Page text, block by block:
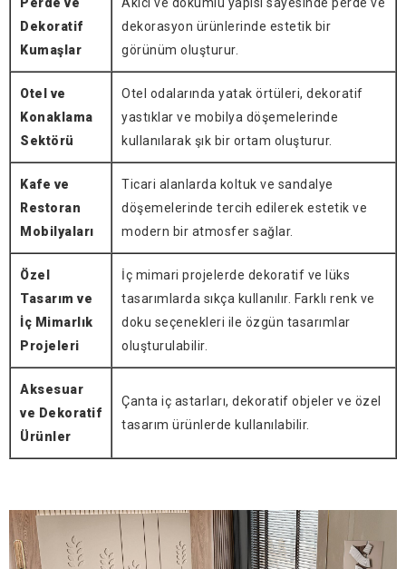
Perde ve
Dekoratif
Kumaşlar
Akıcı ve dökümlü yapısı sayesinde perde ve
dekorasyon ürünlerinde estetik bir
görünüm oluşturur.
Otel ve
Konaklama
Sektörü
Otel odalarında yatak örtüleri, dekoratif
yastıklar ve mobilya döşemelerinde
kullanılarak şık bir ortam oluşturur.
Kafe ve
Restoran
Mobilyaları
Ticari alanlarda koltuk ve sandalye
döşemelerinde tercih edilerek estetik ve
modern bir atmosfer sağlar.
Özel
Tasarım ve
İç Mimarlık
Projeleri
İç mimari projelerde dekoratif ve lüks
tasarımlarda sıkça kullanılır. Farklı renk ve
doku seçenekleri ile özgün tasarımlar
oluşturulabilir.
Aksesuar
ve Dekoratif
Ürünler
Çanta iç astarları, dekoratif objeler ve özel
tasarım ürünlerde kullanılabilir.